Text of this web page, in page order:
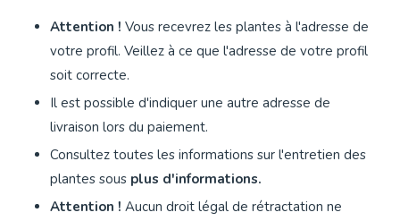
Attention ! Vous recevrez les plantes à l'adresse de
votre profil. Veillez à ce que l'adresse de votre profil
soit correcte.
Il est possible d'indiquer une autre adresse de
livraison lors du paiement.
Consultez toutes les informations sur l'entretien des
plantes sous plus d'informations.
Attention ! Aucun droit légal de rétractation ne